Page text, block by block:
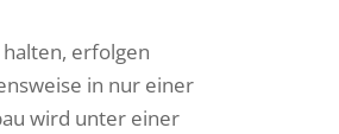
erfolgen
in nur einer
wird unter einer